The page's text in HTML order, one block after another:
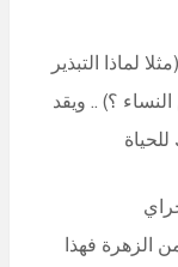
لماذا التبذير
؟) .. ويقد
الزهرة فهذا